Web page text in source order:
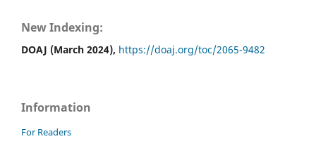
New Indexing:
DOAJ (March 2024), https://doaj.org/toc/2065-9482
Information
For Readers